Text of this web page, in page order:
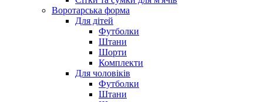
Воротарська форма
Для дітей
Футболки
Штани
Шорти
Комплекти
Для чоловіків
Футболки
Штани